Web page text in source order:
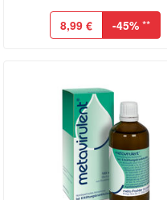
8,99 € -45%**